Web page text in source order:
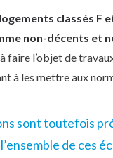
classés F
non-décents et
faire l’objet de
à les mettre aux
sont toutefois
de ces